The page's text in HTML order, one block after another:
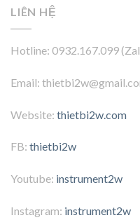
LIÊN HỆ
Hotline: 0932.167.099
Email:
Website: thietbi2w.com
FB: thietbi2w
Youtube: instrument2w
Instagram: instrument2w